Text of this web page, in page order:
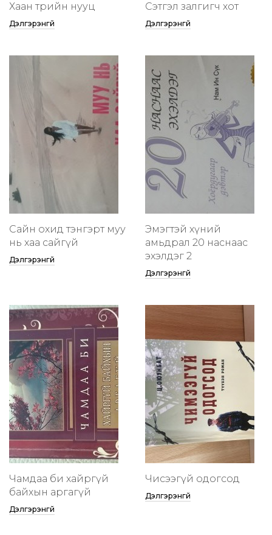
Хаан төрийн нууц
Дэлгэрэнгүй
Сэтгэл залгигч хот
Дэлгэрэнгүй
Сайн охид тэнгэрт муу
нь хаа сайгүй
Дэлгэрэнгүй
Эмэгтэй хүний
амьдрал 20 наснаас
эхэлдэг 2
Дэлгэрэнгүй
Чамдаа би хайргүй
байхын аргагүй
Дэлгэрэнгүй
Чисээгүй одогсод
Дэлгэрэнгүй